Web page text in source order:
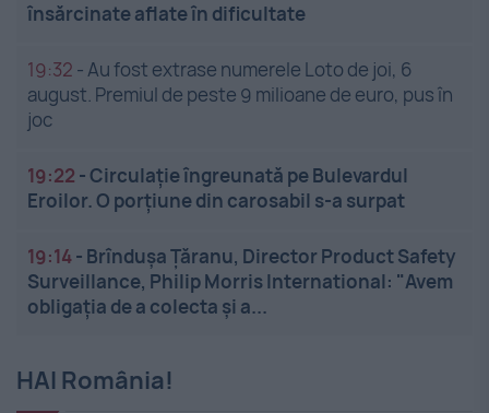
însărcinate aflate în dificultate
19:32 - Au fost extrase numerele Loto de joi, 6
august. Premiul de peste 9 milioane de euro, pus în
joc
19:22 -Circulație îngreunată pe Bulevardul
Eroilor. O porțiune din carosabil s-a surpat
19:14- Brîndușa Țăranu, Director Product Safety
Surveillance, Philip Morris International: "Avem
obligația de a colecta și a...
HAI România!